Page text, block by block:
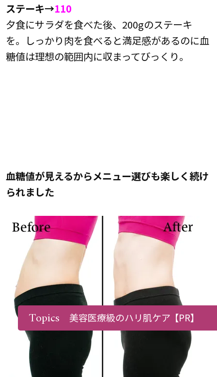
ステーキ→110
夕食にサラダを食べた後、200gのステーキ
を。しっかり肉を食べると満足感があるのに血
糖値は理想の範囲内に収まってびっくり。
血糖値が見えるからメニュー選びも楽しく続け
られました
Topics 美容医療級のハリ肌ケア【PR】